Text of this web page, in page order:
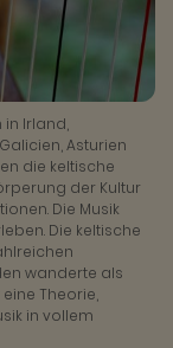
Irland,
Asturien
die keltische
der Kultur
Die Musik
Die keltische
wanderte als
Theorie,
in vollem